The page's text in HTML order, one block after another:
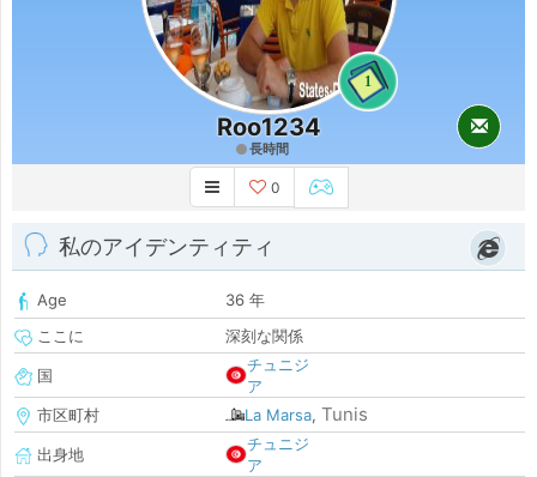
1
Roo1234
長時間
0
私のアイデンティティ
Age
36 年
ここに
深刻な関係
国
チュニジ
ア
市区町村
La Marsa, Tunis
出身地
チュニジ
ア